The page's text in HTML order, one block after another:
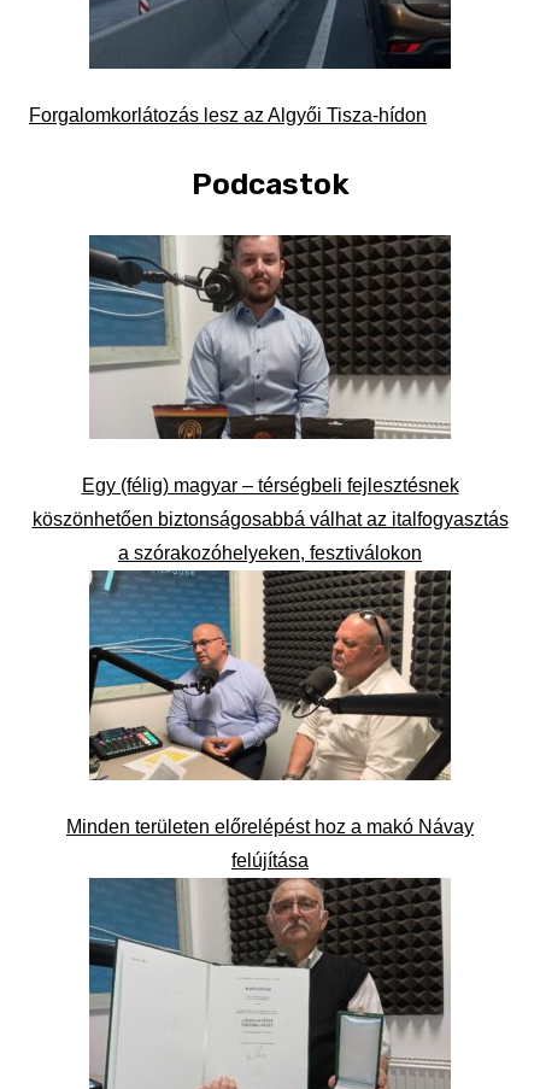
Forgalomkorlátozás lesz az Algyői Tisza-hídon
Podcastok
Egy (félig) magyar – térségbeli fejlesztésnek
köszönhetően biztonságosabbá válhat az italfogyasztás
a szórakozóhelyeken, fesztiválokon
Minden területen előrelépést hoz a makó Návay
felújítása